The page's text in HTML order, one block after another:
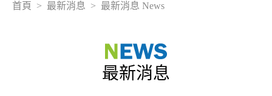
首頁 最新消息 最新消息 News
最新消息